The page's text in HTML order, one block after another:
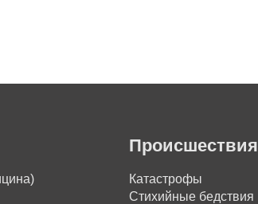
Происшествия
Катастрофы
Стихийные бедствия